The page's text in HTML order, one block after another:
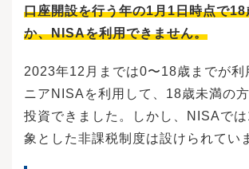
アを重ね、どのような家庭を築きたいか、人生
の大まかな計画を予想します。その中で今後の
人生で大きなイベントとなる出来事を予測し、
れ、マイホームを購入するなど、予想できるこ
とを書き出しましょう。キャリアアップのため
に資格を取る、海外旅行をする、車を購入する
など、大きなお金が必要になるイベントを思い
つく限り取り上げます。実現可能かどうかは気
口座開設を行う年の1月1日時点で
か、NISAを利用できません。
2023年12月までは0〜18歳までが利
ニアNISAを利用して、18歳未満の
投資できました。しかし、NISAで
象とした非課税制度は設けられてい